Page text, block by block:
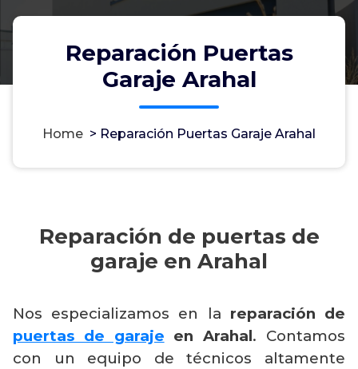
Reparación Puertas
Garaje Arahal
Home > Reparación Puertas Garaje Arahal
Reparación de puertas de
garaje en Arahal
Nos especializamos en la reparación de
puertas de garaje en Arahal. Contamos
con un equipo de técnicos altamente